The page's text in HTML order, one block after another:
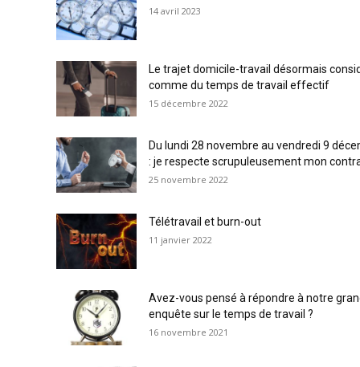
14 avril 2023
Le trajet domicile-travail désormais
comme du temps de travail effectif
15 décembre 2022
Du lundi 28 novembre au vendredi 9
: je respecte scrupuleusement mon
25 novembre 2022
Télétravail et burn-out
11 janvier 2022
Avez-vous pensé à répondre à notre
enquête sur le temps de travail ?
16 novembre 2021